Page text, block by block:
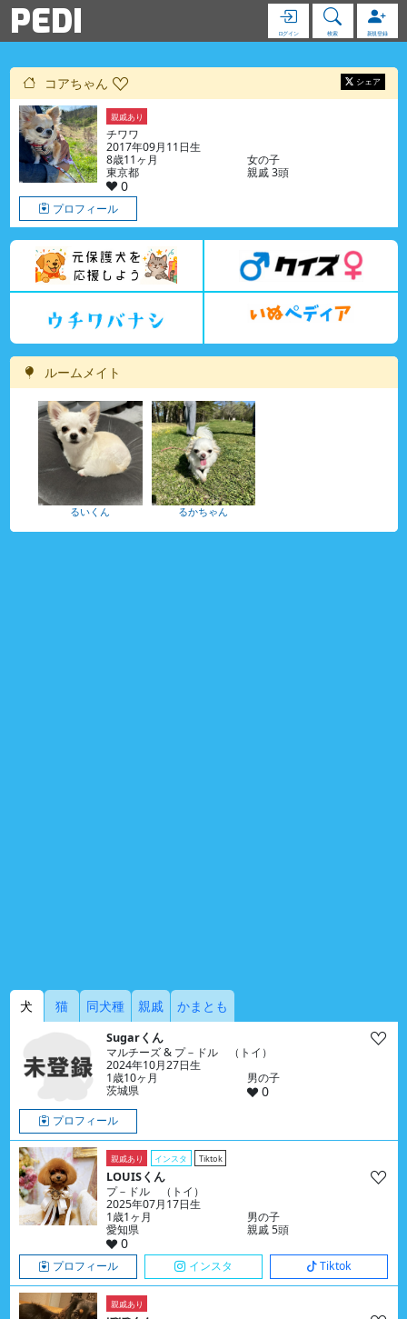
PEDI ログイン 検索 新規登録
コアちゃん シェア
親戚あり
チワワ
2017年09月11日生
8歳11ヶ月
女の子
東京都
親戚 3頭
0
プロフィール
ルームメイト
るいくん るかちゃん
犬 猫 同犬種 親戚 かまとも
Sugarくん
マルチーズ & プ－ドル （トイ）
2024年10月27日生
1歳10ヶ月
男の子
茨城県
0
プロフィール
親戚あり インスタ Tiktok
LOUISくん
プ－ドル （トイ）
2025年07月17日生
1歳1ヶ月
男の子
愛知県
親戚 5頭
0
プロフィール インスタ Tiktok
親戚あり